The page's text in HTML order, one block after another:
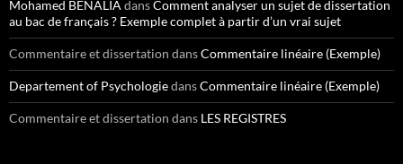
Mohamed BENALIA dansComment analyser un sujet de dissertation
au bac de français ? Exemple complet à partir d’un vrai sujet
Commentaire et dissertation dansCommentaire linéaire (Exemple)
Departement of PsychologiedansCommentaire linéaire (Exemple)
Commentaire et dissertation dans LES REGISTRES